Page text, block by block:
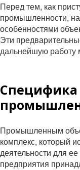
Перед тем, как
промышленности,
особенностями
Эти
дальнейшую работу
Специфика
Промышленным
комплекс, который
деятельности для
предприятия